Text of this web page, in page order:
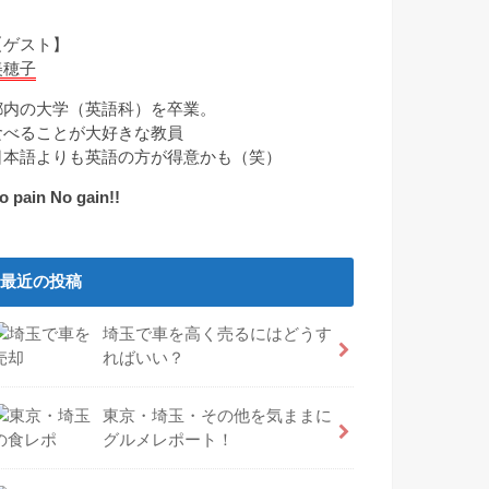
スト】
穂子
の大学（英語科）を卒業。
べることが大好きな教員
語よりも英語の方が得意かも（笑）
pain No gain!!
最近の投稿
埼玉で車を高く売るにはどうす
ればいい？
東京・埼玉・その他を気ままに
グルメレポート！